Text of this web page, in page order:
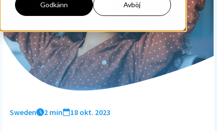
Godkänn Avböj
Företag
Redovisningsbyrå
Läs mer
Funktioner
Digital mapp
Digital signering
HR workflows
Performance
Priser
Upptäck
Resurser
Sweden 2 min 18 okt. 2023